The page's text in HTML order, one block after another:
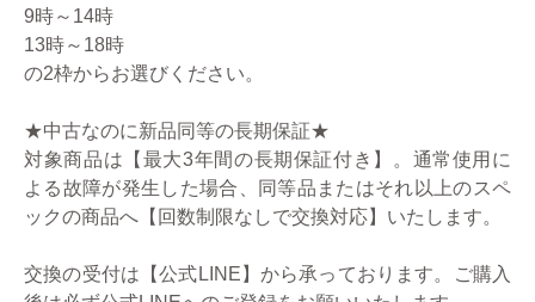
9時～14時
13時～18時
の2枠からお選びください。
★中古なのに新品同等の長期保証★
対象商品は【最大3年間の長期保証付き】。通常使用に
よる故障が発生した場合、同等品またはそれ以上のスペ
ックの商品へ【回数制限なしで交換対応】いたします。
交換の受付は【公式LINE】から承っております。ご購入